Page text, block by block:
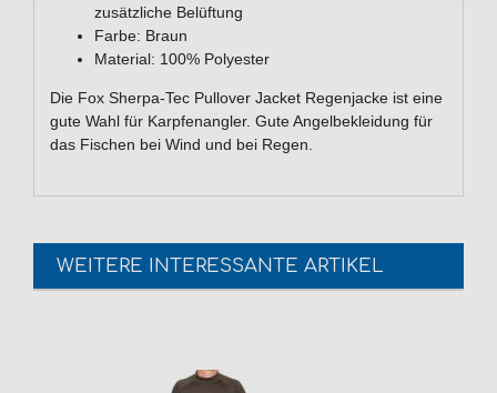
zusätzliche Belüftung
Farbe: Braun
Material: 100% Polyester
Die Fox Sherpa-Tec Pullover Jacket Regenjacke ist eine
gute Wahl für Karpfenangler. Gute Angelbekleidung für
das Fischen bei Wind und bei Regen.
WEITERE INTERESSANTE ARTIKEL